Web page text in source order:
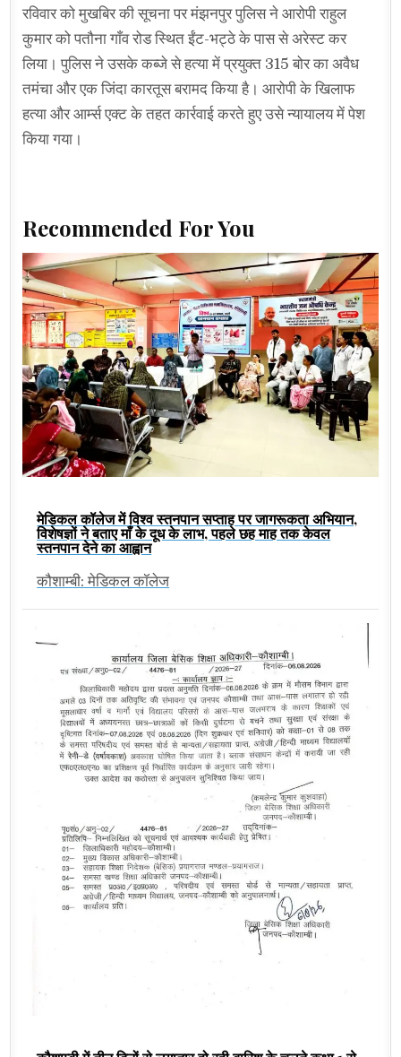
रविवार को मुखबिर की सूचना पर मंझनपुर पुलिस ने आरोपी राहुल
कुमार को पतौना गाँव रोड स्थित ईंट-भट्ठे के पास से अरेस्ट कर
लिया। पुलिस ने उसके कब्जे से हत्या में प्रयुक्त 315 बोर का अवैध
तमंचा और एक जिंदा कारतूस बरामद किया है। आरोपी के खिलाफ
हत्या और आर्म्स एक्ट के तहत कार्रवाई करते हुए उसे न्यायालय में पेश
किया गया।
Recommended For You
मेडिकल कॉलेज में विश्व स्तनपान सप्ताह पर जागरूकता अभियान,
विशेषज्ञों ने बताए माँ के दूध के लाभ, पहले छह माह तक केवल
स्तनपान देने का आह्वान
कौशाम्बी: मेडिकल कॉलेज